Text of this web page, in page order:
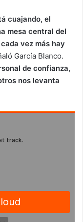
cuajando, el
mesa central del
vez más hay
García Blanco.
de confianza,
nos levanta